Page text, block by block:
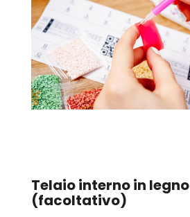
Telaio interno in legno
(facoltativo)